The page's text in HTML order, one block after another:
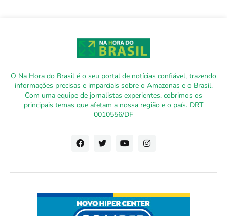
O Na Hora do Brasil é o seu portal de notícias confiável, trazendo
informações precisas e imparciais sobre o Amazonas e o Brasil.
Com uma equipe de jornalistas experientes, cobrimos os
principais temas que afetam a nossa região e o país. DRT
0010556/DF